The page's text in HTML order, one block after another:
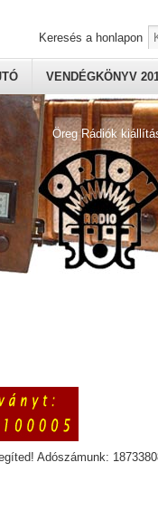
Öreg Rádiók
VENDÉGKÖNYV
Keresés a honlapon
Adószámunk: